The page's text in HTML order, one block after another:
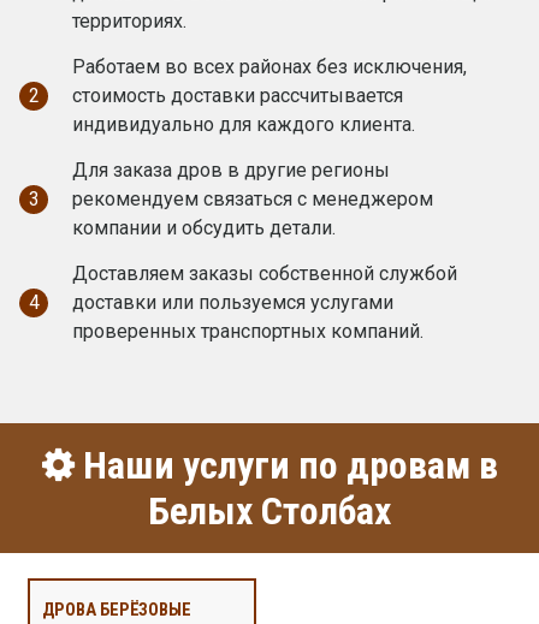
территориях.
2
Работаем во всех районах без исключения,
стоимость доставки рассчитывается
индивидуально для каждого клиента.
3
Для заказа дров в другие регионы
рекомендуем связаться с менеджером
компании и обсудить детали.
4
Доставляем заказы собственной службой
доставки или пользуемся услугами
проверенных транспортных компаний.
Наши услуги по дровам в
Белых Столбах
ДРОВА БЕРЁЗОВЫЕ